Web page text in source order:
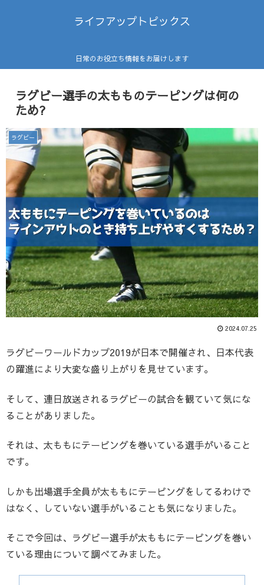
ライフアップトピックス
日常のお役立ち情報をお届けします
ラグビー選手の太もものテーピングは何の
ため?
ラグビー
2024.07.25
ラグビーワールドカップ2019が日本で開催され、日本代表
の躍進により大変な盛り上がりを見せています。
そして、連日放送されるラグビーの試合を観ていて気にな
ることがありました。
それは、太ももにテーピングを巻いている選手がいること
です。
しかも出場選手全員が太ももにテーピングをしてるわけで
はなく、していない選手がいることも気になりました。
そこで今回は、ラグビー選手が太ももにテーピングを巻い
ている理由について調べてみました。